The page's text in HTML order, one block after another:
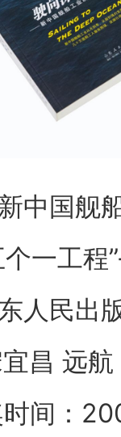
中国舰
一工程
人民出
昌 远航
间：